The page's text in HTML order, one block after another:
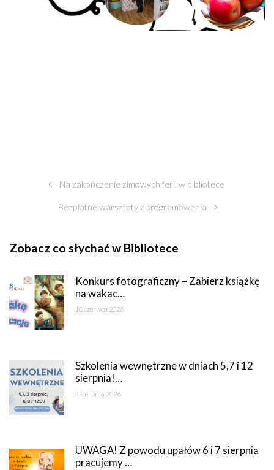
Na zakończenie zimowych ferii w bibliotece
Bezpłatne warsztaty z programowania
Zobacz co słychać w Bibliotece
Konkurs fotograficzny – Zabierz książkę
na wakac…
18 czerwca 2026
Szkolenia wewnętrzne w dniach 5,7 i 12
sierpnia!…
4 sierpnia 2026
UWAGA! Z powodu upałów 6 i 7 sierpnia
pracujemy …